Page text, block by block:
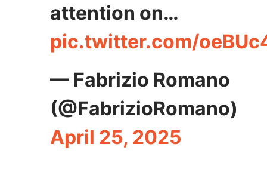
attention on…
pic.twitter.com/
— Fabrizio Romano
(@FabrizioRomano)
April 25, 2025